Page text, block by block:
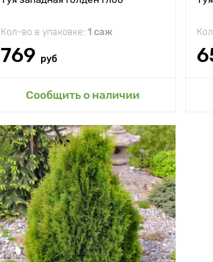
Кол-во в упаковке: 1 саж
769 руб
Сообщить о наличии
Добавить в мой сад